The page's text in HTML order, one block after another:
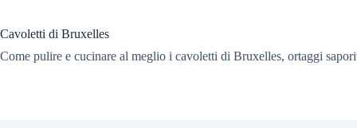
Cavoletti di Bruxelles
Come pulire e cucinare al meglio i cavoletti di Bruxelles, ortaggi